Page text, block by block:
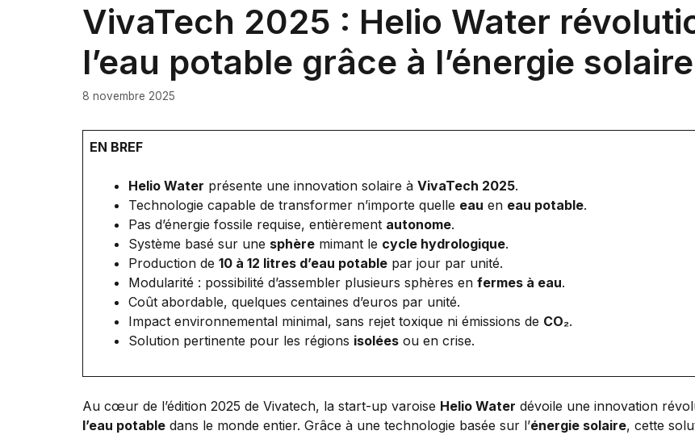
VivaTech 2025 : Helio Water
l’eau potable grâce à l’énergie solaire
8 novembre 2025
EN BREF
Helio Water présente une innovation solaire à VivaTech 2025.
Technologie capable de transformer n’importe quelle eau en eau potable.
Pas d’énergie fossile requise, entièrement autonome.
Système basé sur une sphère mimant le cycle hydrologique.
Production de 10 à 12 litres d’eau potable par jour par unité.
Modularité : possibilité d’assembler plusieurs sphères en fermes à eau.
Coût abordable, quelques centaines d’euros par unité.
Impact environnemental minimal, sans rejet toxique ni émissions de CO₂.
Solution pertinente pour les régions isolées ou en crise.
Au cœur de l’édition 2025 de Vivatech, la start-up varoise Helio Water dévoile une innovation
l’eau potable dans le monde entier. Grâce à une technologie basée sur l’énergie solaire, cette